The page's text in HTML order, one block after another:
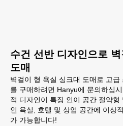
수건 선반 디자인으로
도매
벽걸이 형 욕실 싱크대 도매로 고
를 구매하려면 Hanyu에 문의하십
적 디자인이 특징 인이 공간 절약
인 욕실, 호텔 및 상업 공간에 이상
가 가능합니다!